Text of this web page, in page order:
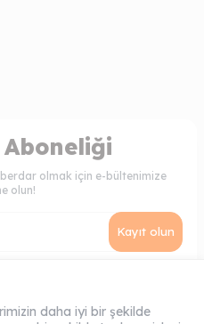
olmak için e-bültenimize
olun!
Kayıt olun
daha iyi bir şekilde